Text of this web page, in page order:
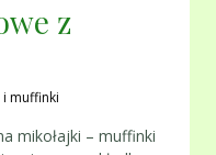
z
muffinki
mikołajki – muffinki